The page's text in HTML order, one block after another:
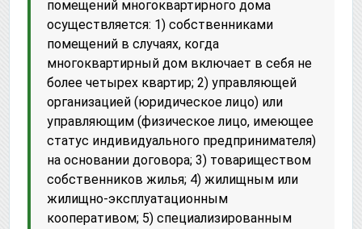
помещений многоквартирного дома
осуществляется: 1) собственниками
помещений в случаях, когда
многоквартирный дом включает в себя не
более четырех квартир; 2) управляющей
организацией (юридическое лицо) или
управляющим (физическое лицо, имеющее
статус индивидуального предпринимателя)
на основании договора; 3) товариществом
собственников жилья; 4) жилищным или
жилищно-эксплуатационным
кооперативом; 5) специализированным